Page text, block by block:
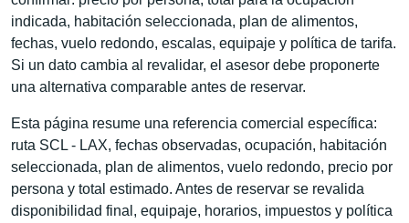
indicada, habitación seleccionada, plan de alimentos,
fechas, vuelo redondo, escalas, equipaje y política de tarifa.
Si un dato cambia al revalidar, el asesor debe proponerte
una alternativa comparable antes de reservar.
Esta página resume una referencia comercial específica:
ruta SCL - LAX, fechas observadas, ocupación, habitación
seleccionada, plan de alimentos, vuelo redondo, precio por
persona y total estimado. Antes de reservar se revalida
disponibilidad final, equipaje, horarios, impuestos y política